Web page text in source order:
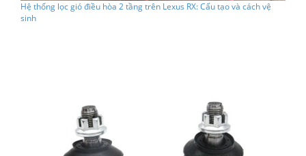
Hệ thống lọc gió điều hòa 2 tầng trên Lexus RX: Cấu tạo và cách vệ
sinh